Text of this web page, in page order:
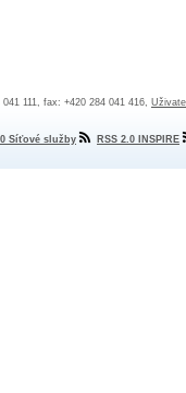
111, fax: +420 284 041 416,
Síťové služby RSS 2.0 INSPIRE